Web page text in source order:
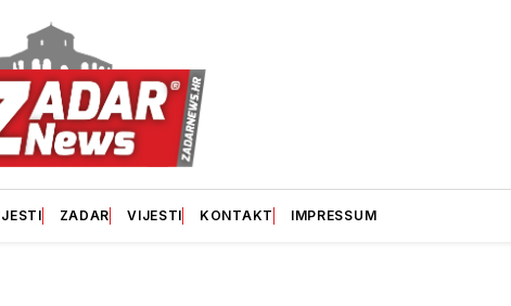
ZADAR VIJESTI KONTAKT IMPRESSUM